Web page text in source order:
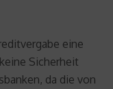
eine
Sicherheit
da die von